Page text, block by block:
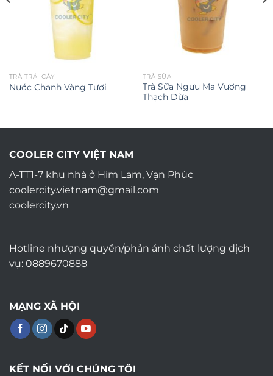
TRÀ TRÁI CÂY
Nước Chanh Vàng Tươi
TRÀ SỮA
Trà Sữa Ngưu Ma Vương
Thạch Dừa
COOLER CITY VIỆT NAM
A-TT1-7 khu nhà ở Him Lam, Vạn Phúc
coolercity.vietnam@gmail.com
coolercity.vn
Hotline nhượng quyền/phản ánh chất lượng dịch
vụ: 0889670888
MẠNG XÃ HỘI
KẾT NỐI VỚI CHÚNG TÔI